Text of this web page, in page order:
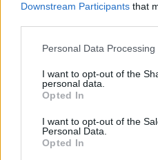
Downstream Participants that
Personal Data
I want to opt-out of the
personal data.
Opted In
I want to opt-out of the
Personal Data.
Opted In
ΛΟΓΑΡΙΑΣΜΟΣ ΔΩΡΕΩΝ